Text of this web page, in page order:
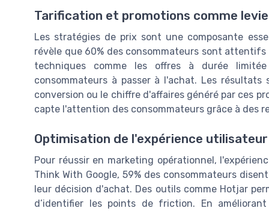
Tarification et promotions comme
Les stratégies de prix sont une composante
révèle que 60% des consommateurs sont
techniques comme les offres à durée
consommateurs à passer à l'achat. Les
conversion ou le chiffre d'affaires généré par ces
capte l'attention des consommateurs grâce à des
Optimisation de l'expérience
Pour réussir en marketing opérationnel,
Think With Google, 59% des consommateurs
leur décision d'achat. Des outils comme Hotjar
d’identifier les points de friction. En